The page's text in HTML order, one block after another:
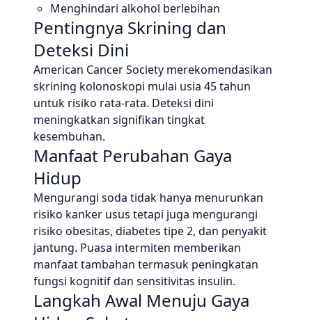
Menghindari alkohol berlebihan
Pentingnya Skrining dan
Deteksi Dini
American Cancer Society merekomendasikan
skrining kolonoskopi mulai usia 45 tahun
untuk risiko rata-rata. Deteksi dini
meningkatkan signifikan tingkat
kesembuhan.
Manfaat Perubahan Gaya
Hidup
Mengurangi soda tidak hanya menurunkan
risiko kanker usus tetapi juga mengurangi
risiko obesitas, diabetes tipe 2, dan penyakit
jantung. Puasa intermiten memberikan
manfaat tambahan termasuk peningkatan
fungsi kognitif dan sensitivitas insulin.
Langkah Awal Menuju Gaya